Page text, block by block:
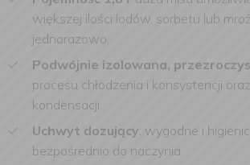
większej ilości lodów, sorbetu lub
jednorazowo.
Podwójnie izolowana,
procesu chłodzenia i konsystencji
kondensacji.
Uchwyt dozujący: wygodne i
bezpośrednio do naczynia.